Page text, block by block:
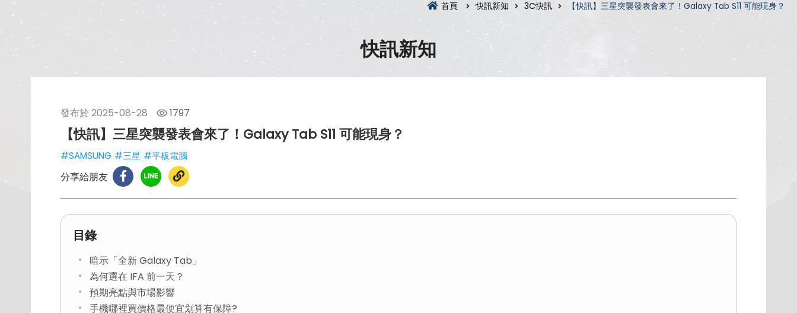
首頁 快訊新知 3C快訊 【快訊】三星突襲發表會來了！Galaxy Tab S11 可能現身？
快訊新知
發布於 2025-08-28 1797
【快訊】三星突襲發表會來了！Galaxy Tab S11 可能現身？
#SAMSUNG #三星 #平板電腦
分享給朋友
目錄
暗示「全新 Galaxy Tab」
為何選在 IFA 前一天？
預期亮點與市場影響
手機哪裡買價格最便宜划算有保障?